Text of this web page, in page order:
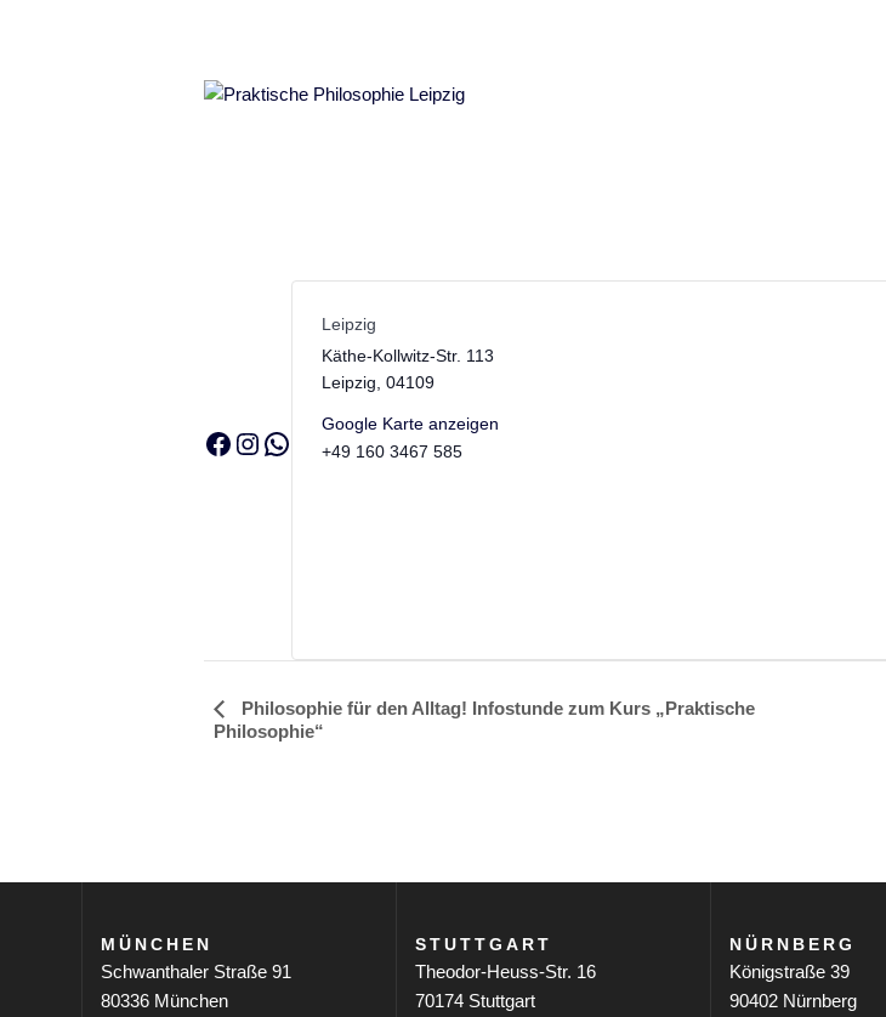
Facebook
Instagram
WhatsApp
Leipzig
Käthe-Kollwitz-Str. 113
Leipzig 04109
Google Karte anzeigen
+49 160 3467 585
V
n
s
t
Philosophie für den Alltag! Infostunde zum Kurs „Praktische
Philosophie“
MÜNCHEN
Schwanthaler Straße 91
80336 München
STUTTGART
Theodor-Heuss-Str. 16
70174 Stuttgart
NÜRNBERG
Königstraße 39
90402 Nürnberg